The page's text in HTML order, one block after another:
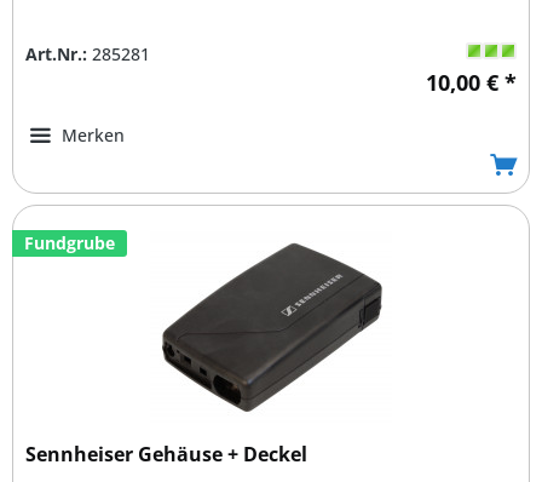
Art.Nr.: 285281
10,00 € *
Merken
Fundgrube
Sennheiser Gehäuse + Deckel